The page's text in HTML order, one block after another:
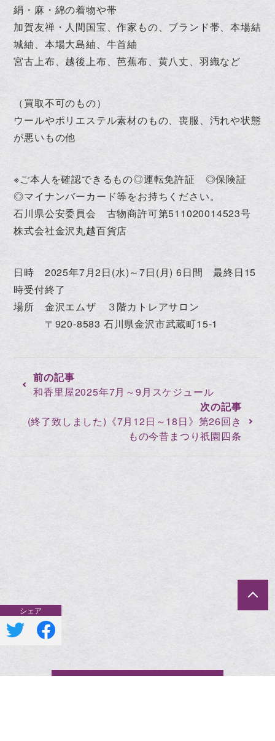
絹・麻・綿の着物や帯
加賀友禅・人間国宝、作家もの、ブランド帯、本場結
城紬、本場大島紬、牛首紬
宮古上布、越後上布、芭蕉布、黄八丈、羽織など
（買取不可のもの）
ウールやポリエステル素材のもの、喪服、汚れや状態
が悪いもの他
※ご本人を確認できるもの◎運転免許証 ◎保険証
◎マイナンバーカード等をお持ちください。
石川県公安委員会 古物商許可第511020014523号
株式会社金沢丸越百貨店
日時 2025年7月2日(水)～7日(月) 6日間 最終日15
時受付終了
場所 金沢エムザ ３階カトレアサロン
〒920-8583 石川県金沢市武蔵町15-1
和香里屋2025年7月～9月スケジュール
(終了致しました)《7月12日～18日》第26回き
もの今昔まつり祇園四条